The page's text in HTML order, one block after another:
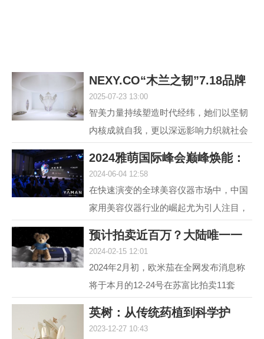
NEXY.CO“木兰之韧”7.18品牌
2025-07-23 13:00
智美力量持续塑造时代经纬，她们以坚韧
内核成就自我，更以深远影响力织就社会
牌NEXY.CO（奈蔻）...
2024雅萌国际峰会巅峰焕能：
2024-06-04 12:58
在快速演变的全球美容仪器市场中，中国
家用美容仪器行业的崛起尤为引人注目，
到快速增长的转变，...
预计拍卖近百万？大陆唯一一
2024-02-15 12:01
2024年2月初，欧米茄在全网发布消息称
将于本月的12-24号在苏富比拍卖11套
腕表手提箱套装。但是截...
英树：从传统药植到科学护
2023-12-27 10:43